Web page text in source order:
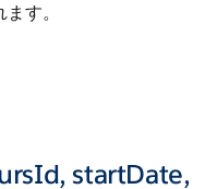
す。
startDate,